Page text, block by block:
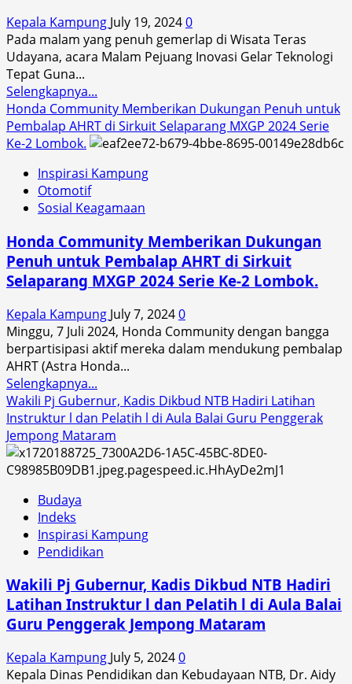
Ekonomi
Universitas
Mataram
Kepala Kampung July 19, 20240
Pada malam yang penuh gemerlap di Wisata Teras
Udayana, acara Malam Pejuang Inovasi Gelar Teknologi
Tepat Guna...
Selengkapnya...
more
about
Malam
Inovasi,
TTG
XXV
NTB
Honda Community Memberikan Dukungan Penuh untuk
Pembalap AHRT di Sirkuit Selaparang MXGP 2024 Serie
Ke-2 Lombok.
Inspirasi Kampung
Otomotif
Sosial Keagamaan
Honda Community Memberikan Dukungan
Penuh untuk Pembalap AHRT di Sirkuit
Selaparang MXGP 2024 Serie Ke-2 Lombok.
Kepala Kampung July 7, 20240
Minggu, 7 Juli 2024, Honda Community dengan bangga
berpartisipasi aktif mereka dalam mendukung pembalap
AHRT (Astra Honda...
Selengkapnya...
more
about
Honda
Community
Memberikan
Pembalap
AHRT
Sirkuit
Selaparang
MXGP
Serie
Ke-
Wakili Pj Gubernur, Kadis Dikbud NTB Hadiri Latihan
Instruktur l dan Pelatih l di Aula Balai Guru Penggerak
Jempong Mataram
Budaya
Indeks
Inspirasi Kampung
Pendidikan
Wakili Pj Gubernur, Kadis Dikbud NTB Hadiri
Latihan Instruktur l dan Pelatih l di Aula Balai
Guru Penggerak Jempong Mataram
Kepala Kampung July 5, 20240
Kepala Dinas Pendidikan dan Kebudayaan NTB, Dr. Aidy